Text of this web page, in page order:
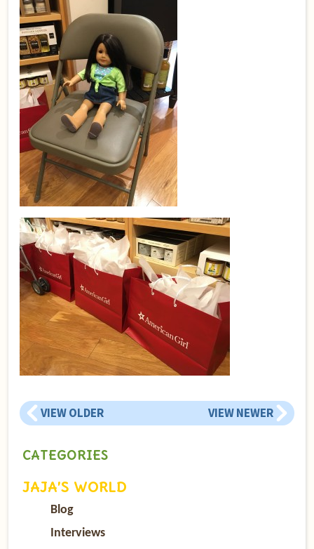
VIEW OLDER VIEW NEWER
CATEGORIES
JAJA’S WORLD
Blog
Interviews